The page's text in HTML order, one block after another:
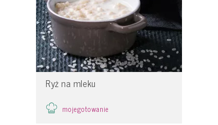
Ryż na mleku
mojegotowanie